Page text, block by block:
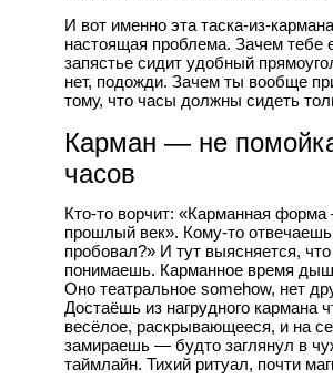
И вот именно эта таска-из-
настоящая проблема. Зачем тебе
запястье сидит удобный
нет, подожди. Зачем ты вообще
тому, что часы должны сидеть
Карман — не
часов
Кто-то ворчит: «Карманная
прошлый век». Кому-то
пробовал?» И тут выясняется,
понимаешь. Карманное время
Оно театральное somehow, нет
Достаёшь из нагрудного кармана
весёлое, раскрывающееся, и на
замираешь — будто заглянул в
таймлайн. Тихий ритуал, почти